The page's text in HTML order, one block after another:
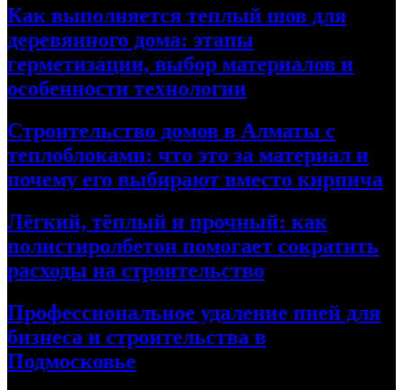
Как выполняется теплый шов для
деревянного дома: этапы
герметизации, выбор материалов и
особенности технологии
Строительство домов в Алматы с
теплоблоками: что это за материал и
почему его выбирают вместо кирпича
Лёгкий, тёплый и прочный: как
полистиролбетон помогает сократить
расходы на строительство
Профессиональное удаление пней для
бизнеса и строительства в
Подмосковье